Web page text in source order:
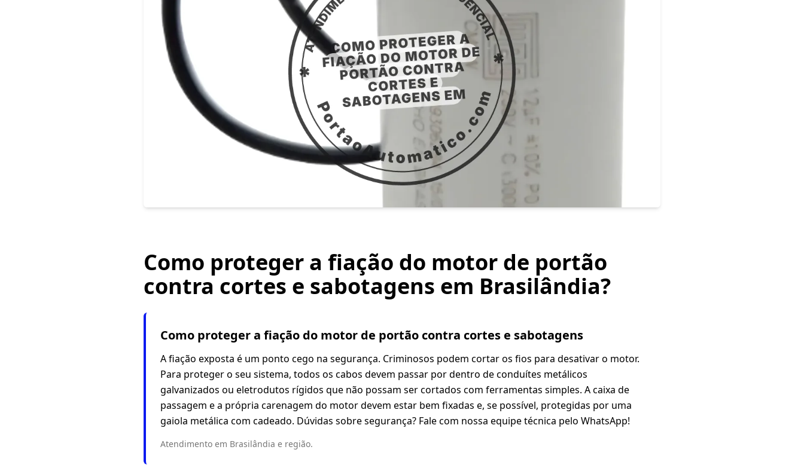
Como proteger a fiação do motor de portão
contra cortes e sabotagens em Brasilândia?
Como proteger a fiação do motor de portão contra cortes e sabotagens
A fiação exposta é um ponto cego na segurança. Criminosos podem cortar os fios para desativar o motor.
Para proteger o seu sistema, todos os cabos devem passar por dentro de conduítes metálicos
galvanizados ou eletrodutos rígidos que não possam ser cortados com ferramentas simples. A caixa de
passagem e a própria carenagem do motor devem estar bem fixadas e, se possível, protegidas por uma
gaiola metálica com cadeado. Dúvidas sobre segurança? Fale com nossa equipe técnica pelo WhatsApp!
Atendimento em Brasilândia e região.